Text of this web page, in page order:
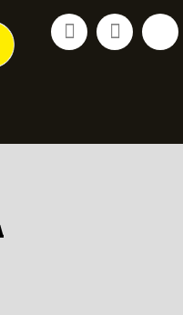
FacebookYouTubeVimeo